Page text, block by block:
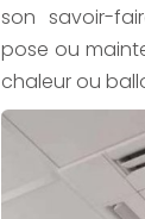
son savoir-
pose ou
chaleur ou